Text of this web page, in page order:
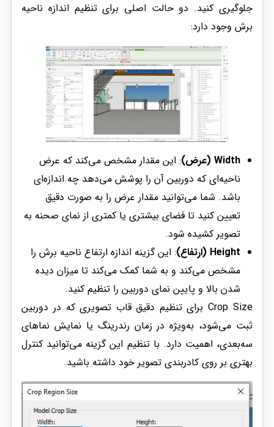
جلوگیری کنید. دو حالت اصلی برای تنظیم اندازه ناحیه
برش وجود دارد:
Width (عرض)
: این مقدار مشخص می‌کند که عرض
ناحیه‌ای که دوربین آن را پوشش می‌دهد چه اندازه‌ای
باشد. شما می‌توانید مقدار عرض را به صورت دقیق
تعیین کنید تا فضای بیشتری یا کمتری از نمای صحنه به
تصویر کشیده شود.
Height (ارتفاع)
: این گزینه اندازه ارتفاع ناحیه برش را
مشخص می‌کند و به شما کمک می‌کند تا میزان دیده
شدن بالا و پایین نمای دوربین را تنظیم کنید.
Crop Size برای تنظیم دقیق قاب تصویری که در دوربین
ثبت می‌شود، به‌ویژه در زمان رندرینگ یا نمایش نماهای
سه‌بعدی، اهمیت دارد. با تنظیم این گزینه می‌توانید کنترل
بهتری بر روی کادربندی تصویر خود داشته باشید.